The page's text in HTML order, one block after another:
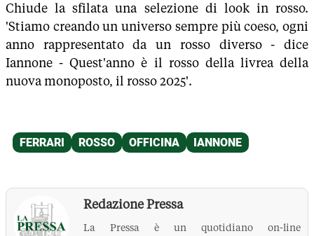
Chiude la sfilata una selezione di look in rosso.
'Stiamo creando un universo sempre più coeso, ogni
anno rappresentato da un rosso diverso - dice
Iannone - Quest'anno è il rosso della livrea della
nuova monoposto, il rosso 2025'.
Redazione Pressa
La Pressa è un quotidiano on-line